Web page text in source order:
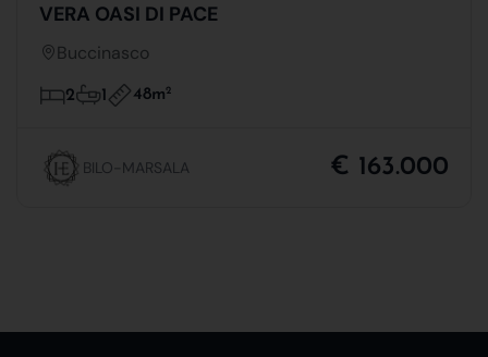
VERA OASI DI PACE
Buccinasco
2 1 48m2
BILO-MARSALA € 163.000